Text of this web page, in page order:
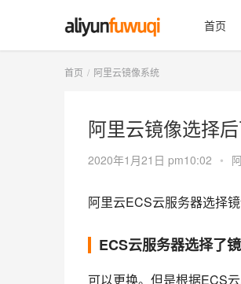
首页
首页 阿里云镜像系统
阿里云镜像选择后
2020年1月21日 pm10:02 •
阿里云ECS云服务器选择
ECS云服务器选择了
可以更换。但是根据ECS